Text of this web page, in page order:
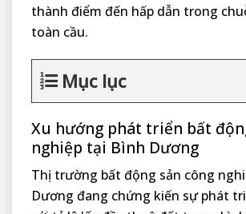
thành điểm đến hấp dẫn trong
toàn cầu.
Mục lục
Xu hướng phát triển bất
nghiệp tại Bình Dương
Thị trường bất động sản công
Dương đang chứng kiến sự phát